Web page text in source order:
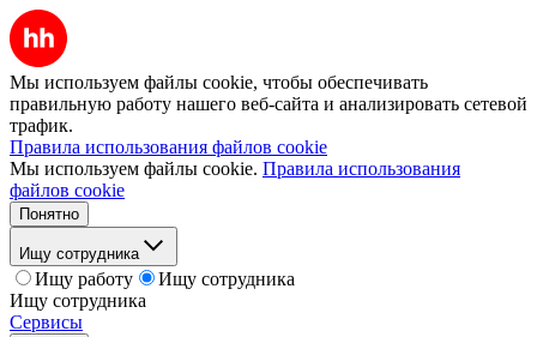
Мы используем файлы cookie, чтобы обеспечивать
правильную работу нашего веб-сайта и анализировать сетевой
трафик.
Правила использования файлов cookie
Мы используем файлы cookie. Правила использования
файлов cookie
Понятно
Ищу сотрудника
Ищу работу
Ищу сотрудника
Ищу сотрудника
Сервисы